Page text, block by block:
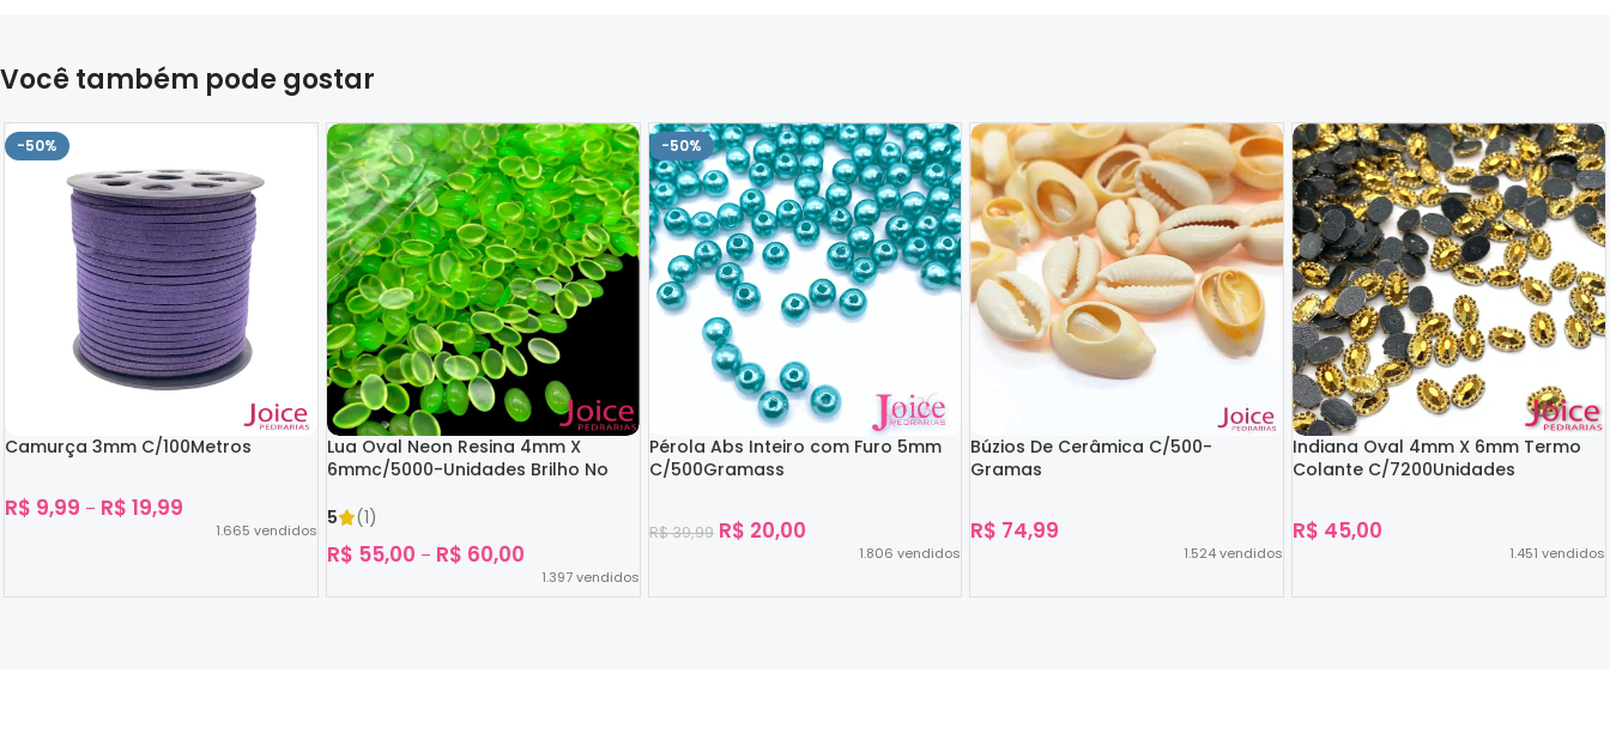
Você também pode gostar
-50%
Camurça 3mm C/100Metros
R$ 9,99 – R$ 19,99
1.665 vendidos
Lua Oval Neon Resina 4mm X
6mmc/5000-Unidades Brilho No
5
(1)
R$ 55,00 – R$ 60,00
1.397vendidos
-50%
Pérola Abs Inteiro com Furo 5mm
C/500Gramass
R$39,99 R$ 20,00
1.806 vendidos
Búzios De Cerâmica C/500-
Gramas
R$ 74,99
1.524vendidos
Indiana Oval 4mm X 6mm Termo
Colante C/7200Unidades
R$ 45,00
1.451 vendidos